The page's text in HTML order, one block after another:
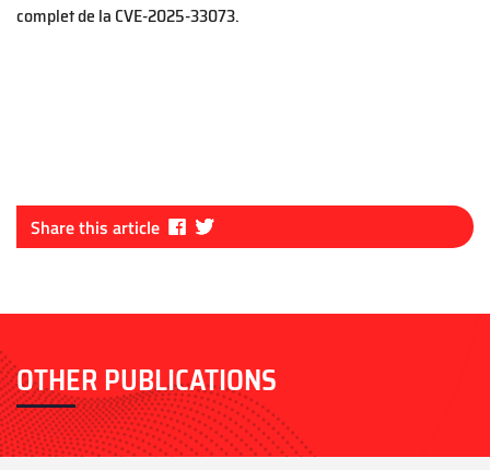
complet de la CVE-2025-33073.
Share this article
Fa
ce itt
OTHER PUBLICATIONS